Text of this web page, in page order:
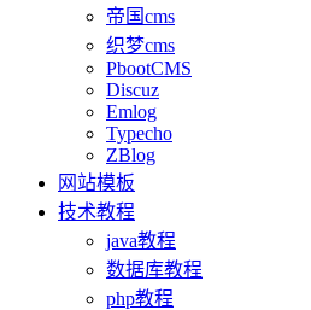
帝国cms
织梦cms
PbootCMS
Discuz
Emlog
Typecho
ZBlog
网站模板
技术教程
java教程
数据库教程
php教程